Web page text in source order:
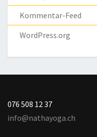
Kommentar-Feed
WordPress.org
076 508 12 37
info@nathayoga.ch